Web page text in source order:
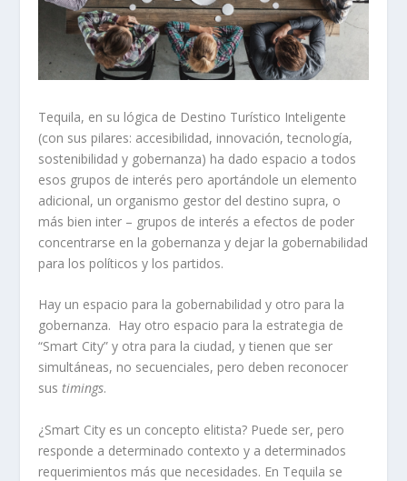
Tequila, en su lógica de Destino Turístico Inteligente
(con sus pilares: accesibilidad, innovación, tecnología,
sostenibilidad y gobernanza) ha dado espacio a todos
esos grupos de interés pero aportándole un elemento
adicional, un organismo gestor del destino supra, o
más bien inter – grupos de interés a efectos de poder
concentrarse en la gobernanza y dejar la gobernabilidad
para los políticos y los partidos.
Hay un espacio para la gobernabilidad y otro para la
gobernanza. Hay otro espacio para la estrategia de
“Smart City” y otra para la ciudad, y tienen que ser
simultáneas, no secuenciales, pero deben reconocer
sustimings.
¿Smart City es un concepto elitista? Puede ser, pero
responde a determinado contexto y a determinados
requerimientos más que necesidades. En Tequila se